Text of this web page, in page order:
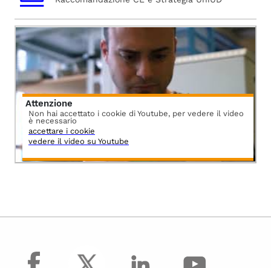
Attenzione
Non hai accettato i cookie di Youtube, per vedere il video
è necessario
accettare i cookie
vedere il video su Youtube
facebook